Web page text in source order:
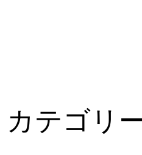
カテゴリ